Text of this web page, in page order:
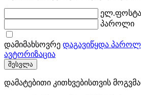
ელ.ფოსტა
პაროლი
დამიმახსოვრე დაგავიწყდა
ავტორიზაცია
შესვლა
დამატებითი კითხვებისთვის